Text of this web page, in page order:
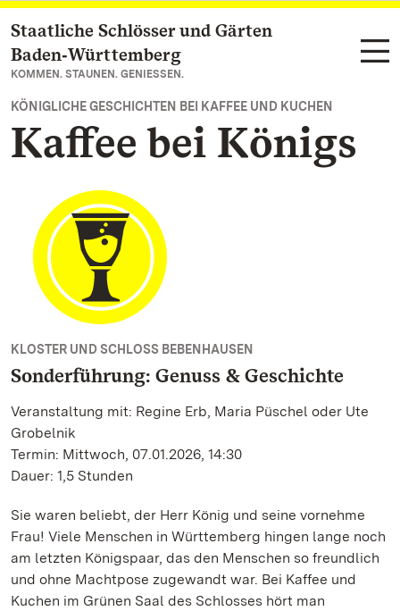
Zum Hauptinhalt springen
Staatliche Schlösser und Gärten
Baden‑Württemberg
KOMMEN. STAUNEN. GENIESSEN.
KÖNIGLICHE GESCHICHTEN BEI KAFFEE UND KUCHEN
Kaffee bei Königs
KLOSTER UND SCHLOSS BEBENHAUSEN
Sonderführung: Genuss & Geschichte
Veranstaltung mit: Regine Erb, Maria Püschel oder Ute
Grobelnik
Termin: Mittwoch, 07.01.2026, 14:30
Dauer: 1,5 Stunden
Sie waren beliebt, der Herr König und seine vornehme
Frau! Viele Menschen in Württemberg hingen lange noch
am letzten Königspaar, das den Menschen so freundlich
und ohne Machtpose zugewandt war. Bei Kaffee und
Kuchen im Grünen Saal des Schlosses hört man